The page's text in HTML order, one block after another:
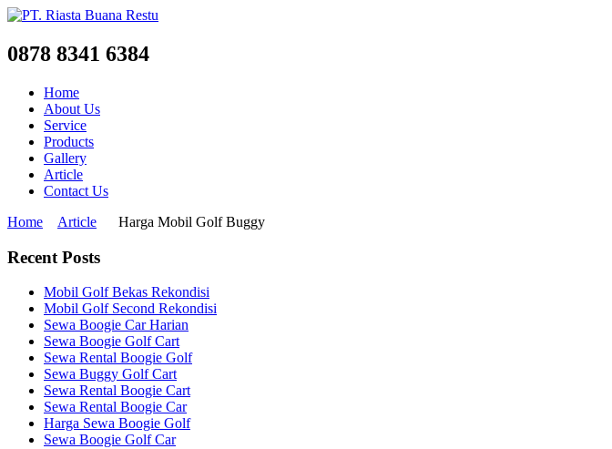
0878 8341 6384
Home
About Us
Service
Products
Gallery
Article
Contact Us
Home
Article Harga Mobil Golf Buggy
Recent Posts
Mobil Golf Bekas Rekondisi
Mobil Golf Second Rekondisi
Sewa Boogie Car Harian
Sewa Boogie Golf Cart
Sewa Rental Boogie Golf
Sewa Buggy Golf Cart
Sewa Rental Boogie Cart
Sewa Rental Boogie Car
Harga Sewa Boogie Golf
Sewa Boogie Golf Car